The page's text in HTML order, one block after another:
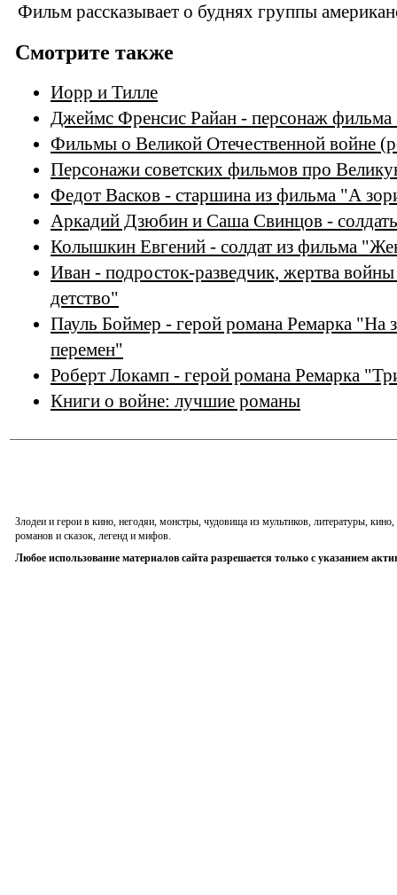
Фильм рассказывает о буднях группы
Смотрите также
Иорр и Тилле
Джеймс Френсис Райан - персонаж фильма
Фильмы о Великой Отечественной войне
Персонажи советских фильмов про
Федот Васков - старшина из фильма "А
Аркадий Дзюбин и Саша Свинцов -
Колышкин Евгений - солдат из фильма
Иван - подросток-разведчик, жертва
детство"
Пауль Боймер - герой романа Ремарка "На
перемен"
Роберт Локамп - герой романа Ремарка
Книги о войне: лучшие романы
Злодеи и герои в кино, негодяи, монстры, чудовища из мультиков, литературы,
романов и сказок, легенд и мифов.
Любое использование материалов сайта разрешается только с указанием